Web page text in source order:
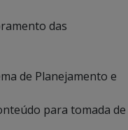
das
de Planejamento e
para tomada de